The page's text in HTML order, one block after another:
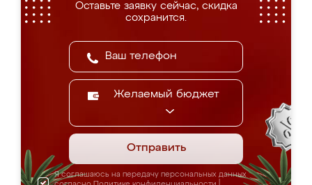
Оставьте заявку сейчас, скидка
сохранится.
Желаемый бюджет
Отправить
Я соглашаюсь на передачу персональных данных